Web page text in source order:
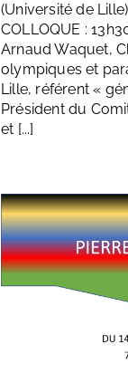
(Université de
COLLOQUE :
Arnaud Waquet,
olympiques et
Lille, référent «
Président du
et [...]